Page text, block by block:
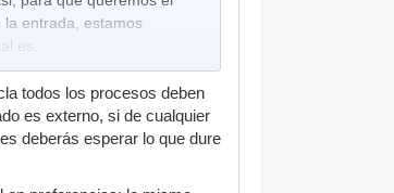
la entrada, estamos
es.
todos los procesos deben
es externo, si de cualquier
deberás esperar lo que dure